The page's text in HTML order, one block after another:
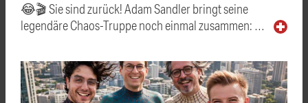
😂🎬 Sie sind zurück! Adam Sandler bringt seine
legendäre Chaos-Truppe noch einmal zusammen: …